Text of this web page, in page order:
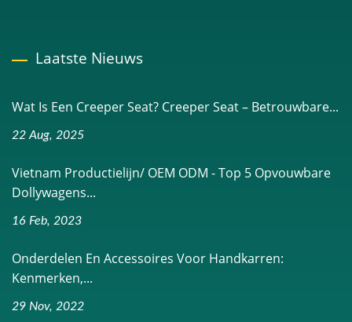
Laatste Nieuws
Wat Is Een Creeper Seat? Creeper Seat – Betrouwbare...
22 Aug, 2025
Vietnam Productielijn/ OEM ODM - Top 5 Opvouwbare
Dollywagens...
16 Feb, 2023
Onderdelen En Accessoires Voor Handkarren:
Kenmerken,...
29 Nov, 2022